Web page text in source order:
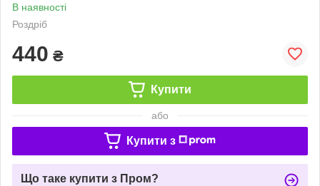
В наявності
Роздріб
440 ₴
Купити
або
Купити з
Що таке купити з Пром?